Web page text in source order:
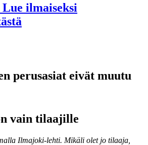
ilmaiseksi
perusasiat eivät muutu
vain tilaajille
Ilmajoki-lehti. Mikäli olet jo tilaaja,